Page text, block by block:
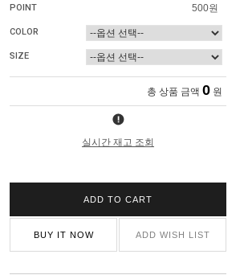
POINT 500원
COLOR
SIZE
총 상품 금액 0 원
실시간 재고 조회
ADD TO CART
BUY IT NOW ADD WISH LIST